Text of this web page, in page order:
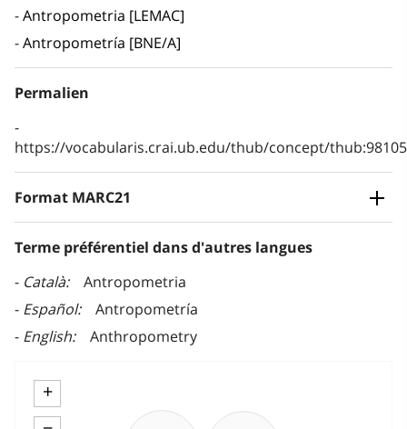
Antropometria [LEMAC]
Antropometría [BNE/A]
Permalien
https://vocabularis.crai.ub.edu/thub/concept/
Format MARC21
Terme préférentiel dans d'autres langues
Català
Antropometria
Español
Antropometría
English
Anthropometry
+